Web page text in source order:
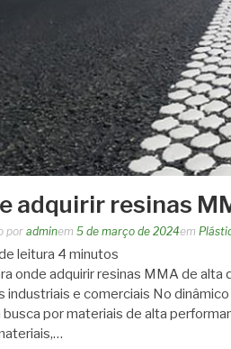
adquirir resinas
por adminem 5 de março de 2024em
leitura 4 minutos
onde adquirir resinas MMA de alta
industriais e comerciais No
busca por materiais de alta